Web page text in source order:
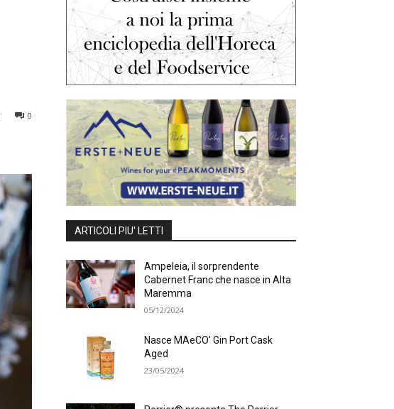
0
ARTICOLI PIU' LETTI
Ampeleia, il sorprendente
Cabernet Franc che nasce in Alta
Maremma
05/12/2024
Nasce MAeCO’ Gin Port Cask
Aged
23/05/2024